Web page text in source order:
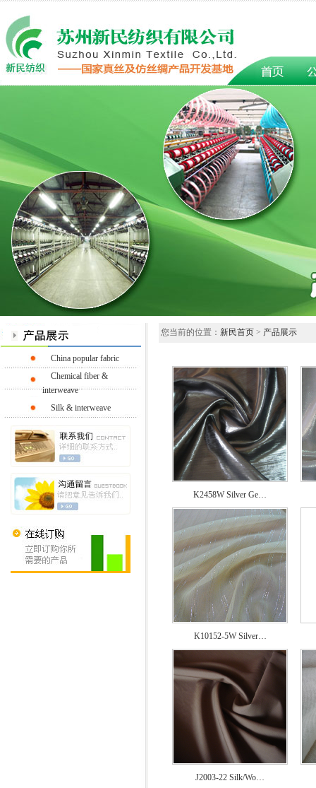
China popular fabric
Chemical fiber &
interweave
Silk & interweave
您当前的位置： 新民首页 > 产品展示
K2458W Silver Ge…
K10152-5W Silver…
J2003-22 Silk/Wo…